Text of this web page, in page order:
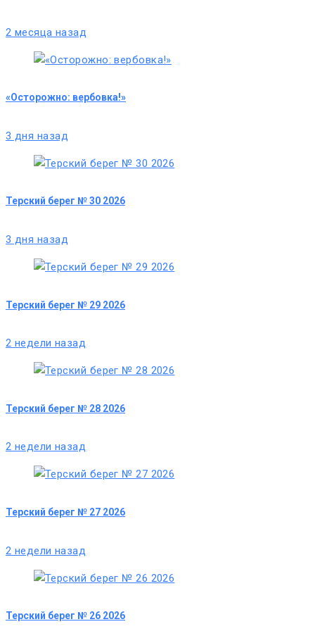
2 месяца назад
«Осторожно: вербовка!»
3 дня назад
Терский берег № 30 2026
3 дня назад
Терский берег № 29 2026
2 недели назад
Терский берег № 28 2026
2 недели назад
Терский берег № 27 2026
2 недели назад
Терский берег № 26 2026